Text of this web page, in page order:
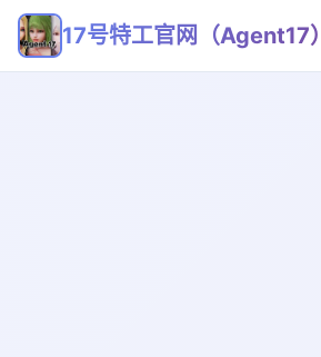
17号特工官网（Agent17）